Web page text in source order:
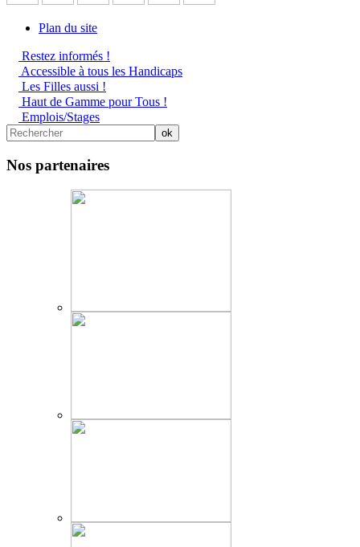
Plan du site
Restez informés !
Accessible à tous les Handicaps
Les Filles aussi !
Haut de Gamme pour Tous !
Emplois/Stages
Nos partenaires